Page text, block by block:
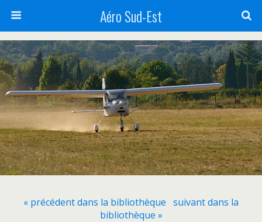
Aéro Sud-Est
« précédent dans la bibliothèque suivant dans la
bibliothèque »